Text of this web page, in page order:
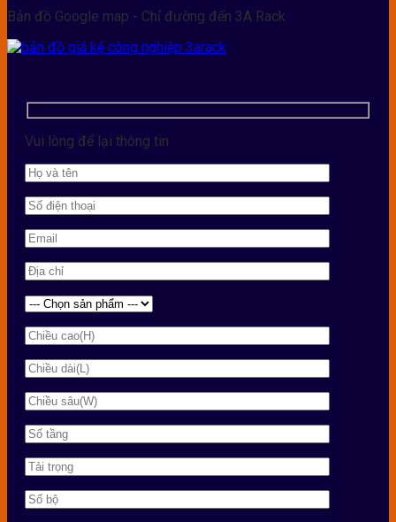
Bản đồ Google map - Chỉ đường đến 3A Rack
Vui lòng để lại thông tin